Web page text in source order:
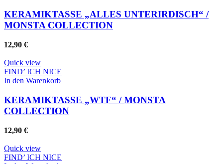
KERAMIKTASSE „ALLES UNTERIRDISCH“ /
MONSTA COLLECTION
12,90 €
Quick view
FIND’ ICH NICE
In den Warenkorb
KERAMIKTASSE „WTF“ / MONSTA
COLLECTION
12,90 €
Quick view
FIND’ ICH NICE